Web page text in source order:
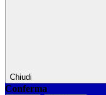
Chiudi
Conferma